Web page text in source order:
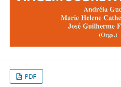
PDF